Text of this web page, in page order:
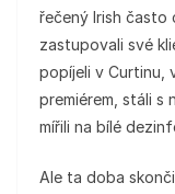
řečený Irish často
zastupovali své
popíjeli v Curtinu,
premiérem, stáli s
mířili na bílé
Ale ta doba